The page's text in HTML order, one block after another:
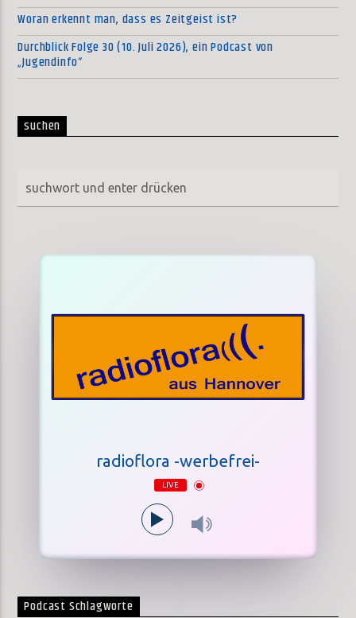
Woran erkennt man, dass es Zeitgeist ist?
Durchblick Folge 30 (10. Juli 2026), ein Podcast von
„Jugendinfo“
suchen
radioflora -werbefrei-
LIVE
Podcast Schlagworte